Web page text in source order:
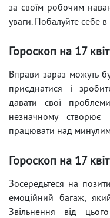
за своїм робочим
уваги. Побалуйте себе в
Гороскоп на 17
Вправи зараз можуть
приєднатися і
давати свої
незначному створює
працювати над
Гороскоп на 17
Зосередьтеся на
емоційний багаж,
Звільнення від